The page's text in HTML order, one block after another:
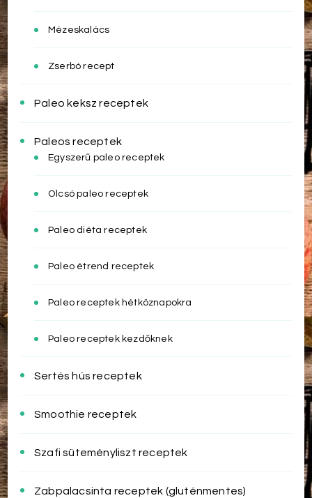
Mézeskalács
Zserbó recept
Paleo keksz receptek
Paleos receptek
Egyszerű paleo receptek
Olcsó paleo receptek
Paleo diéta receptek
Paleo étrend receptek
Paleo receptek hétköznapokra
Paleo receptek kezdőknek
Sertés hús receptek
Smoothie receptek
Szafi süteményliszt receptek
Zabpalacsinta receptek (gluténmentes)